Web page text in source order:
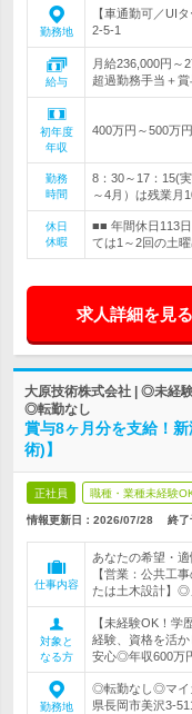
勤務地
【車通勤可／UI
2-5-1
給与
月給236,000円～
超過勤務手当＋
初年度
年収
400万円～500万円
勤務
時間
8：30～17：15(
～4月）は残業月
休日
休暇
■■ 年間休日113
ては1～2回の土
求人詳細を見る
大原技術株式会社 | ◎未経
◎転勤なし
賞与8ヶ月分を支給！
術)】
正社員 職種・業種未経験
情報更新日：2026/07/28 終了
仕事内容
あなたの希望・
【営業：公共工
たは土木設計】◎
対象と
なる方
【未経験OK！学
経験、資格を活
安心◎年収600万
勤務地
◎転勤なし◎マイ
県長岡市美沢3-